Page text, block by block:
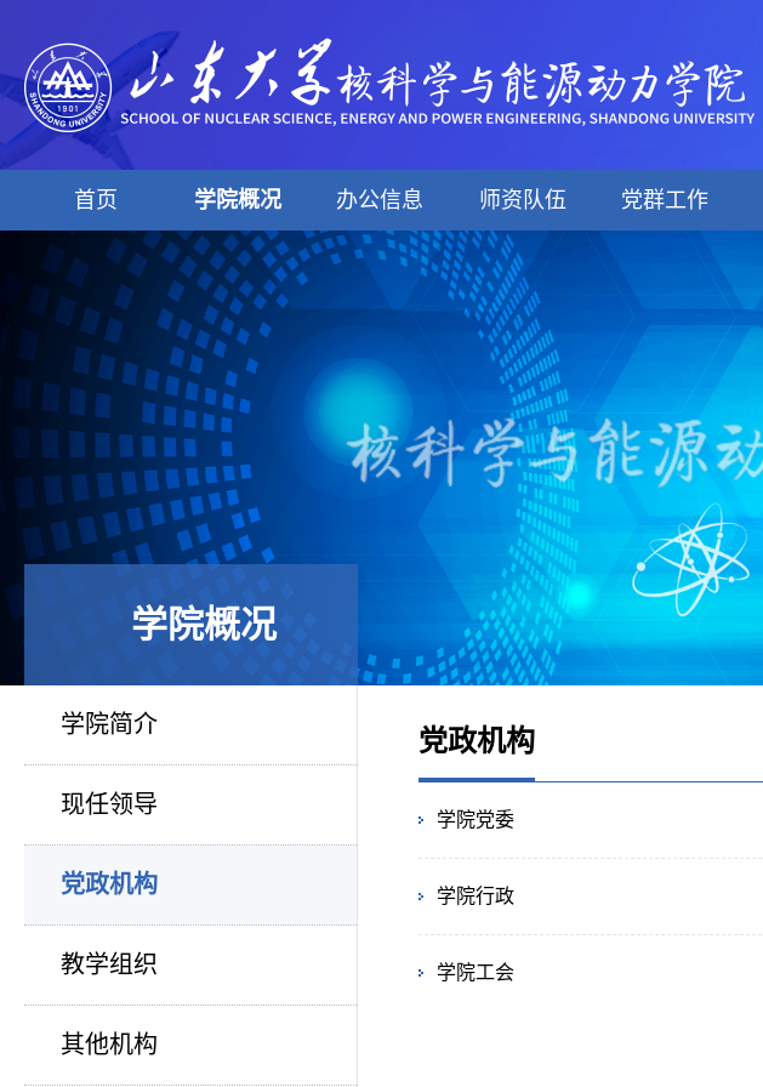
首页 学院概况 办公信息 师资队伍 党群工作
学院概况
学院简介
现任领导
党政机构
教学组织
其他机构
党政机构
学院党委
学院行政
学院工会